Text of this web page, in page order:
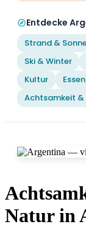
Entdecke
Strand &
Ski & Winter
Kultur
Achtsamkeit
Natur in